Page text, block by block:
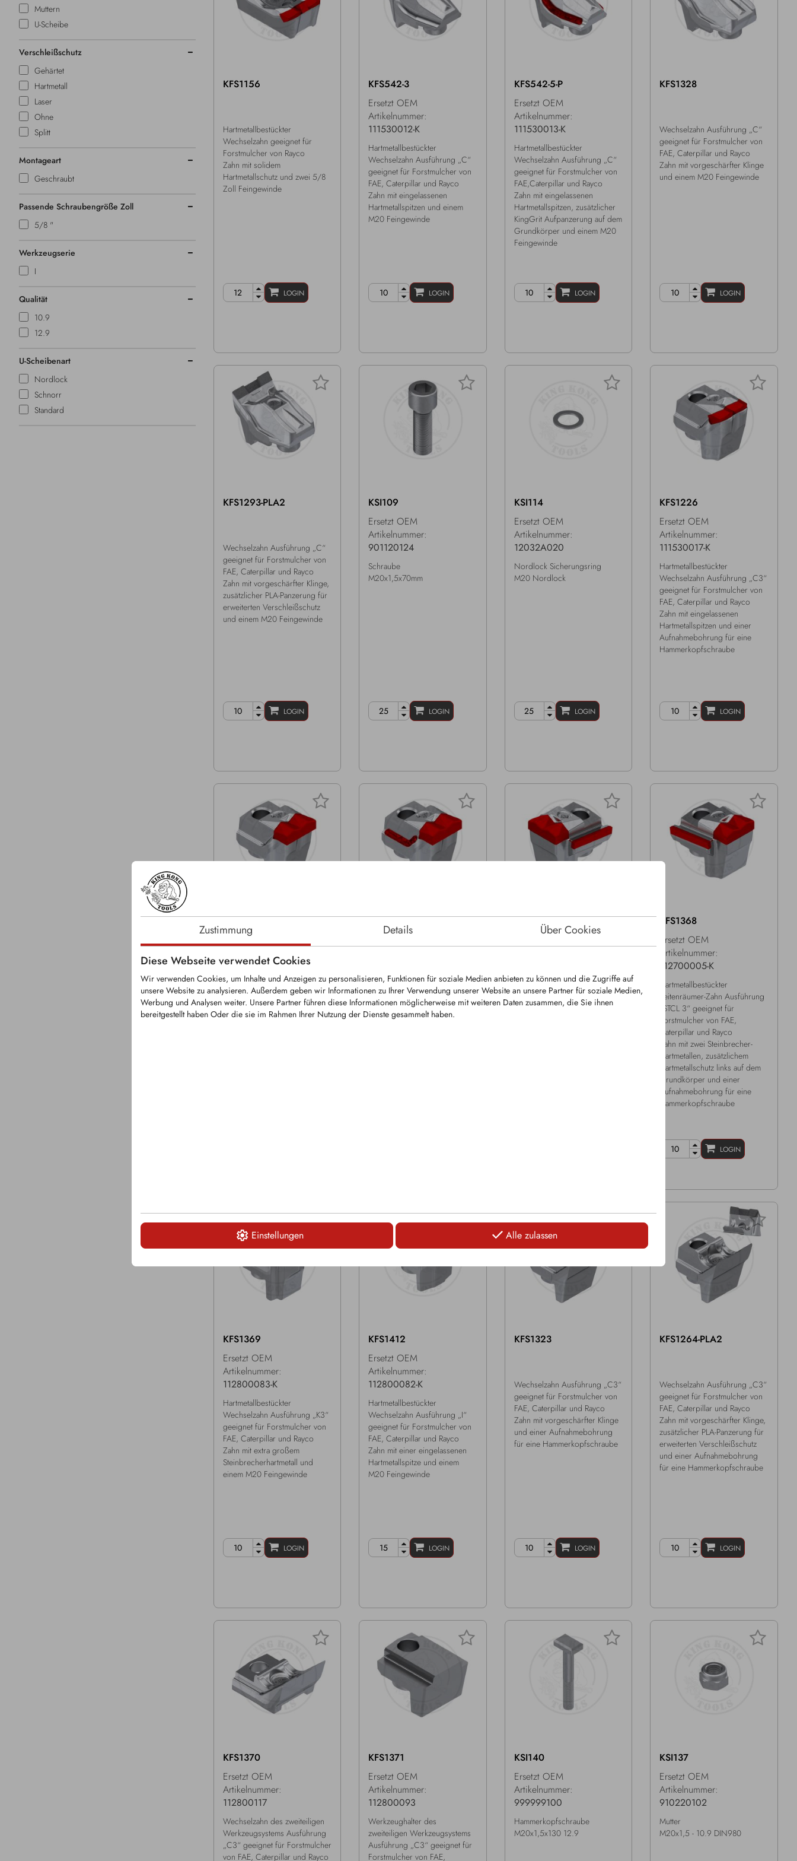
Zustimmung Details
Über Cookies
Diese Webseite verwendet Cookies
Wir verwenden Cookies, um Inhalte und Anzeigen zu personalisieren, Funktionen für soziale Medien anbieten zu können und die Zugriffe auf
unsere Website zu analysieren. Außerdem geben wir Informationen zu Ihrer Verwendung unserer Website an unsere Partner für soziale Medien,
Werbung und Analysen weiter. Unsere Partner führen diese Informationen möglicherweise mit weiteren Daten zusammen, die Sie ihnen
bereitgestellt haben Oder die sie im Rahmen Ihrer Nutzung der Dienste gesammelt haben.
Einstellungen Alle zulassen
Muttern
U-Scheibe
Verschleißschutz
Gehärtet
Hartmetall
Laser
Ohne
Splitt
Montageart
Geschraubt
Passende Schraubengröße Zoll
5/8 "
Werkzeugserie
I
Qualität
10.9
12.9
U-Scheibenart
Nordlock
Schnorr
Standard
KFS1156
Hartmetallbestückter
Wechselzahn geeignet für
Forstmulcher von Rayco
Zahn mit solidem
Hartmetallschutz und zwei 5/8
Zoll Feingewinde
LOGIN
KFS542-3
Ersetzt OEM
Artikelnummer:
111530012-K
Hartmetallbestückter
Wechselzahn Ausführung „C“
geeignet für Forstmulcher von
FAE, Caterpillar und Rayco
Zahn mit eingelassenen
Hartmetallspitzen und einem
M20 Feingewinde
LOGIN
KFS542-5-P
Ersetzt OEM
Artikelnummer:
111530013-K
Hartmetallbestückter
Wechselzahn Ausführung „C“
geeignet für Forstmulcher von
FAE,Caterpillar und Rayco
Zahn mit eingelassenen
Hartmetallspitzen, zusätzlicher
KingGrit Aufpanzerung auf dem
Grundkörper und einem M20
Feingewinde
LOGIN
KFS1328
Wechselzahn Ausführung „C“
geeignet für Forstmulcher von
FAE, Caterpillar und Rayco
Zahn mit vorgeschärfter Klinge
und einem M20 Feingewinde
LOGIN
KFS1293-PLA2
Wechselzahn Ausführung „C“
geeignet für Forstmulcher von
FAE, Caterpillar und Rayco
Zahn mit vorgeschärfter Klinge,
zusätzlicher PLA-Panzerung für
erweiterten Verschleißschutz
und einem M20 Feingewinde
LOGIN
KSI109
Ersetzt OEM
Artikelnummer:
901120124
Schraube
M20x1,5x70mm
LOGIN
KSI114
Ersetzt OEM
Artikelnummer:
12032A020
Nordlock Sicherungsring
M20 Nordlock
LOGIN
KFS1226
Ersetzt OEM
Artikelnummer:
111530017-K
Hartmetallbestückter
Wechselzahn Ausführung „C3“
geeignet für Forstmulcher von
FAE, Caterpillar und Rayco
Zahn mit eingelassenen
Hartmetallspitzen und einer
Aufnahmebohrung für eine
Hammerkopfschraube
LOGIN
KFS1268
Ersetzt OEM
Artikelnummer:
112800063-K
Hartmetallbestückter
Wechselzahn Ausführung
„STCL 3“ geeignet für
Steinbrecher und -fräsen von
KFS1268-P
Hartmetallbestückter
Wechselzahn Ausführung
„STCL 3“ geeignet für
Steinbrecher und -fräsen von
KFS1367
Hartmetallbestückter
Seitenräumer-Zahn Ausführung
„STCL 3“ geeignet für
KFS1368
Ersetzt OEM
Artikelnummer:
112700005-K
Hartmetallbestückter
Seitenräumer-Zahn Ausführung
„STCL 3“ geeignet für
Forstmulcher von FAE,
Caterpillar und Rayco
Zahn mit zwei Steinbrecher-
Hartmetallen, zusätzlichem
Hartmetallschutz links auf dem
Grundkörper und einer
Aufnahmebohrung für eine
Hammerkopfschraube
LOGIN
KFS1369
Ersetzt OEM
Artikelnummer:
112800083-K
Hartmetallbestückter
Wechselzahn Ausführung „K3“
geeignet für Forstmulcher von
FAE, Caterpillar und Rayco
Zahn mit extra großem
Steinbrecherhartmetall und
einem M20 Feingewinde
LOGIN
KFS1412
Ersetzt OEM
Artikelnummer:
112800082-K
Hartmetallbestückter
Wechselzahn Ausführung „I“
geeignet für Forstmulcher von
FAE, Caterpillar und Rayco
Zahn mit einer eingelassenen
Hartmetallspitze und einem
M20 Feingewinde
LOGIN
KFS1323
Wechselzahn Ausführung „C3“
geeignet für Forstmulcher von
FAE, Caterpillar und Rayco
Zahn mit vorgeschärfter Klinge
und einer Aufnahmebohrung
für eine Hammerkopfschraube
LOGIN
KFS1264-PLA2
Wechselzahn Ausführung „C3“
geeignet für Forstmulcher von
FAE, Caterpillar und Rayco
Zahn mit vorgeschärfter Klinge,
zusätzlicher PLA-Panzerung für
erweiterten Verschleißschutz
und einer Aufnahmebohrung
für eine Hammerkopfschraube
LOGIN
KFS1370
Ersetzt OEM
Artikelnummer:
112800117
Wechselzahn des zweiteiligen
Werkzeugsystems Ausführung
„C3“ geeignet für Forstmulcher
von FAE, Caterpillar und Rayco
KFS1371
Ersetzt OEM
Artikelnummer:
112800093
Werkzeughalter des
zweiteiligen Werkzeugsystems
Ausführung „C3“ geeignet für
Forstmulcher von FAE,
KSI140
Ersetzt OEM
Artikelnummer:
999999100
Hammerkopfschraube
M20x1,5x130 12.9
KSI137
Ersetzt OEM
Artikelnummer:
910220102
Mutter
M20x1,5 - 10.9 DIN980